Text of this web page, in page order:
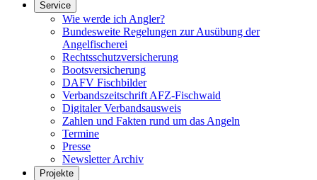
Service
Wie werde ich Angler?
Bundesweite Regelungen zur Ausübung der
Angelfischerei
Rechtsschutzversicherung
Bootsversicherung
DAFV Fischbilder
Verbandszeitschrift AFZ-Fischwaid
Digitaler Verbandsausweis
Zahlen und Fakten rund um das Angeln
Termine
Presse
Newsletter Archiv
Projekte